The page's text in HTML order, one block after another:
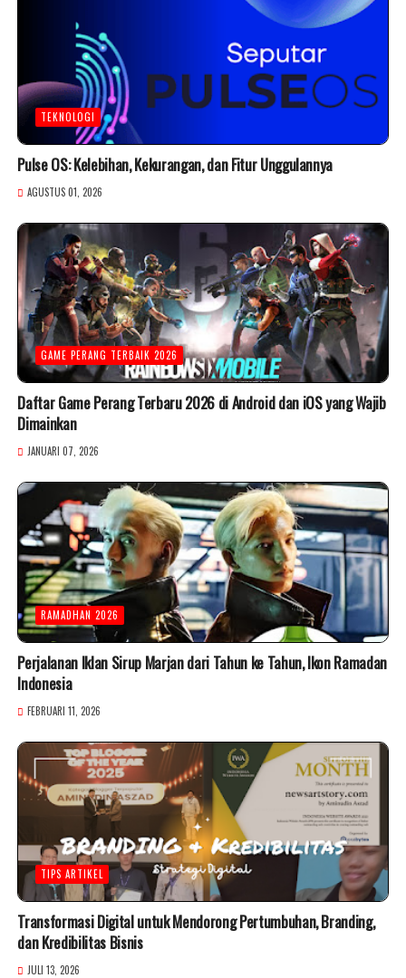
TEKNOLOGI
Pulse OS: Kelebihan, Kekurangan, dan Fitur Unggulannya
AGUSTUS 01, 2026
GAME PERANG TERBAIK 2026
Daftar Game Perang Terbaru 2026 di Android dan iOS yang Wajib
Dimainkan
JANUARI 07, 2026
RAMADHAN 2026
Perjalanan Iklan Sirup Marjan dari Tahun ke Tahun, Ikon Ramadan
Indonesia
FEBRUARI 11, 2026
TIPS ARTIKEL
Transformasi Digital untuk Mendorong Pertumbuhan, Branding,
dan Kredibilitas Bisnis
JULI 13, 2026